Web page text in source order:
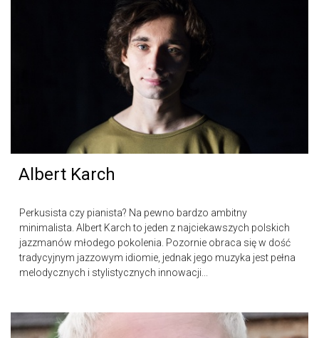
Albert Karch
Perkusista czy pianista? Na pewno bardzo ambitny
minimalista. Albert Karch to jeden z najciekawszych polskich
jazzmanów młodego pokolenia. Pozornie obraca się w dość
tradycyjnym jazzowym idiomie, jednak jego muzyka jest pełna
melodycznych i stylistycznych innowacji...